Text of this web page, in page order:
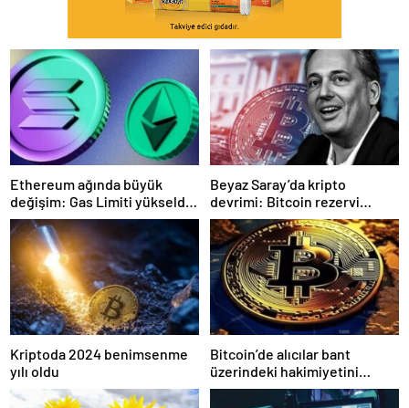
Ethereum ağında büyük
değişim: Gas Limiti yükseldi,
işlem ücretleri düşebilir mi?
Beyaz Saray’da kripto
devrimi: Bitcoin rezervi
gerçek olabilir mi?
Kriptoda 2024 benimsenme
yılı oldu
Bitcoin’de alıcılar bant
üzerindeki hakimiyetini
kaybetti